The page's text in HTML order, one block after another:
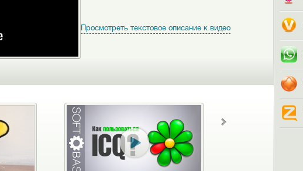
Просмотреть текстовое описание к видео